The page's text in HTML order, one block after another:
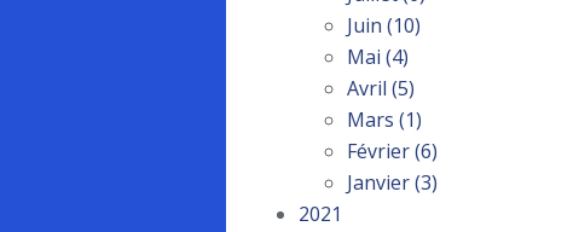
Juin (10)
Mai (4)
Avril (5)
Mars (1)
Février(6)
Janvier(3)
2021